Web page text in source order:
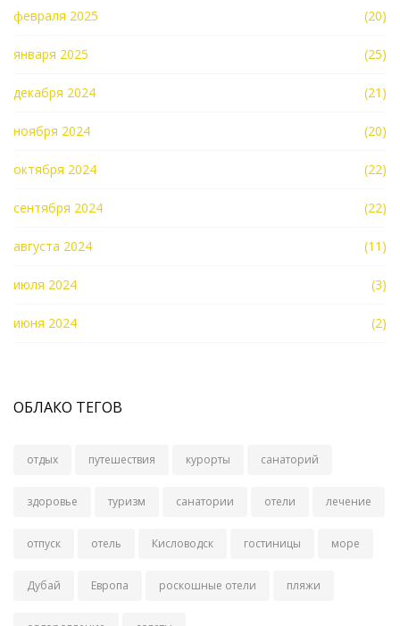
февраля 2025 (20)
января 2025 (25)
декабря 2024 (21)
ноября 2024 (20)
октября 2024 (22)
сентября 2024 (22)
августа 2024 (11)
июля 2024 (3)
июня 2024 (2)
ОБЛАКО ТЕГОВ
отдых путешествия курорты санаторий
здоровье туризм санатории отели лечение
отпуск отель Кисловодск гостиницы море
Дубай Европа роскошные отели пляжи